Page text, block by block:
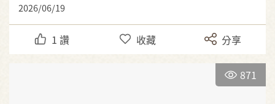
2026/06/19
1 讚 收藏 分享
871